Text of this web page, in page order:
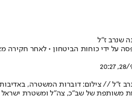
שנרב ז"ל
על ידי כוחות הביטחון • לאחר חקירה
28/9/
ז"ל // צילום: דוברות המשטרה,
משותפת של שב"כ, צה״ל ומשטרת ישראל